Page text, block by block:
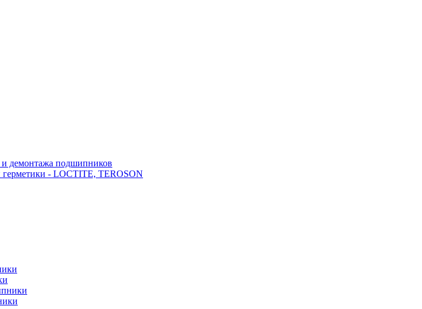
демонтажа подшипников
- LOCTITE, TEROSON